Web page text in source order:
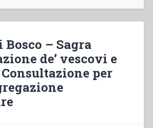
regolari.
Consultazione
per
congregazione
speciale”
– Sagra
de’ vescovi e
per